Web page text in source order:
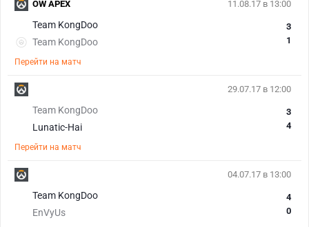
11.08.17 в 13:00
Team KongDoo
Team KongDoo
3
1
Перейти на матч
OW APEX
29.07.17 в 12:00
Team KongDoo
Lunatic-Hai
3
4
Перейти на матч
04.07.17 в 13:00
Team KongDoo
EnVyUs
4
0